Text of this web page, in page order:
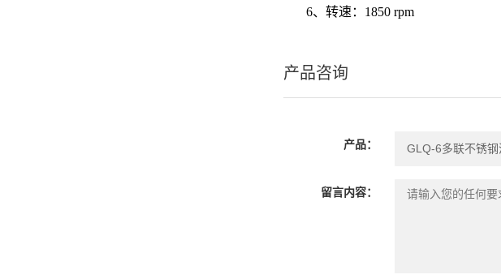
6、转速：1850 rpm
产品咨询
产品：
留言内容：